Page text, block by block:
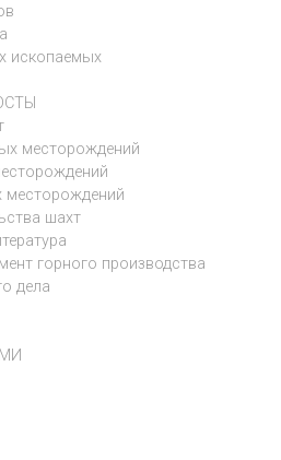
ископаемых
месторождений
месторождений
шахт
горного производства
дела